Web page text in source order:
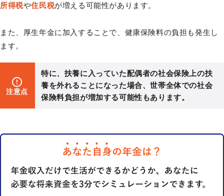
所得税や住民税が増える可能性があります。
また、厚生年金に加入することで、健康保険料の負担も発生し
ます。
注意点
特に、扶養に入っていた配偶者の社会保険上の扶
養を外れることになった場合、世帯全体での社会
保険料負担が増加する可能性もあります。